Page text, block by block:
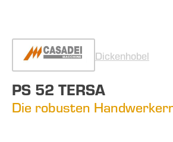
Dickenhobel
PS 52 TERSA
Die robusten